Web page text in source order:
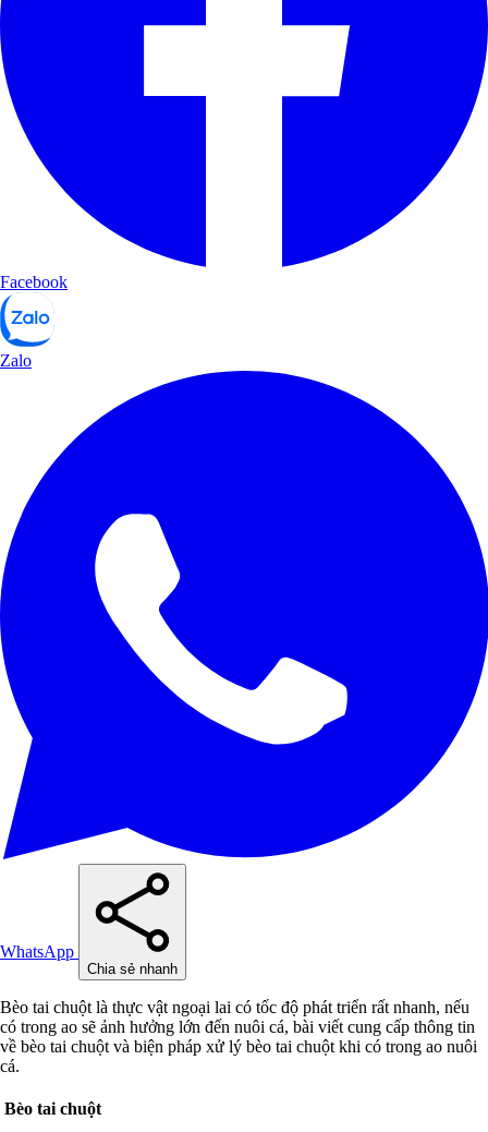
Facebook
Zalo
WhatsApp
Chia sẻ nhanh
Bèo tai chuột là thực vật ngoại lai có tốc độ phát triển rất nhanh, nếu
có trong ao sẽ ảnh hưởng lớn đến nuôi cá, bài viết cung cấp thông tin
về bèo tai chuột và biện pháp xử lý bèo tai chuột khi có trong ao nuôi
cá.
Bèo tai chuột